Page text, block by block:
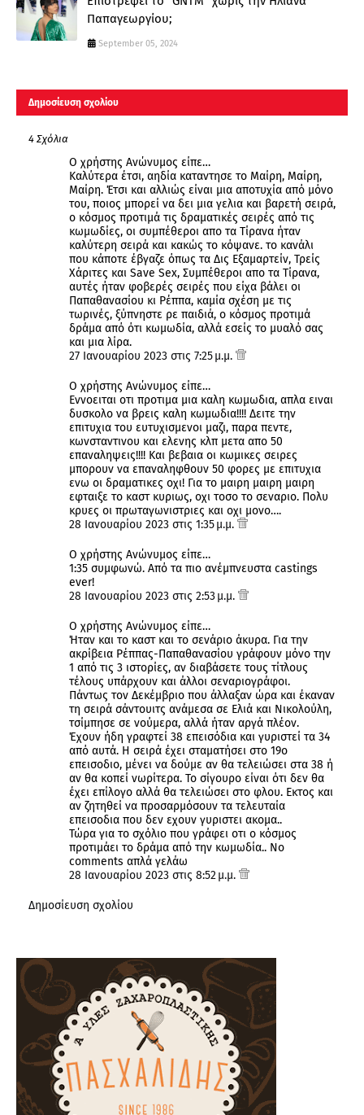
Παπαγεωργίου;
September 05, 2024
Δημοσίευση σχολίου
4 Σχόλια
Ο χρήστης Ανώνυμος είπε…
Καλύτερα έτσι, αηδία καταντησε το Μαίρη, Μαίρη,
Μαίρη. Έτσι και αλλιώς είναι μια αποτυχία από μόνο
του, ποιος μπορεί να δει μια γελια και βαρετή σειρά,
ο κόσμος προτιμά τις δραματικές σειρές από τις
κωμωδίες, οι συμπέθεροι απο τα Τίρανα ήταν
καλύτερη σειρά και κακώς το κόψανε. το κανάλι
που κάποτε έβγαζε όπως τα Δις Εξαμαρτείν, Τρείς
Χάριτες και Save Sex, Συμπέθεροι απο τα Τίρανα,
αυτές ήταν φοβερές σειρές που είχα βάλει οι
Παπαθανασίου κι Ρέππα, καμία σχέση με τις
τωρινές, ξύπνηστε ρε παιδιά, ο κόσμος προτιμά
δράμα από ότι κωμωδία, αλλά εσείς το μυαλό σας
και μια λίρα.
27 Ιανουαρίου 2023 στις 7:25 μ.μ.
Ο χρήστης Ανώνυμος είπε…
Εννοειται οτι προτιμα μια καλη κωμωδια, απλα ειναι
δυσκολο να βρεις καλη κωμωδια!!!! Δειτε την
επιτυχια του ευτυχισμενοι μαζι, παρα πεντε,
κωνσταντινου και ελενης κλπ μετα απο 50
επαναληψεις!!!! Και βεβαια οι κωμικες σειρες
μπορουν να επαναληφθουν 50 φορες με επιτυχια
ενω οι δραματικες οχι! Για το μαιρη μαιρη μαιρη
εφταιξε το καστ κυριως, οχι τοσο το σεναριο. Πολυ
κρυες οι πρωταγωνιστριες και οχι μονο….
28 Ιανουαρίου 2023 στις 1:35 μ.μ.
Ο χρήστης Ανώνυμος είπε…
1:35 συμφωνώ. Από τα πιο ανέμπνευστα castings
ever!
28 Ιανουαρίου 2023 στις 2:53 μ.μ.
Ο χρήστης Ανώνυμος είπε…
Ήταν και το καστ και το σενάριο άκυρα. Για την
ακρίβεια Ρέππας-Παπαθανασίου γράφουν μόνο την
1 από τις 3 ιστορίες, αν διαβάσετε τους τίτλους
τέλους υπάρχουν και άλλοι σεναριογράφοι.
Πάντως τον Δεκέμβριο που άλλαξαν ώρα και έκαναν
τη σειρά σάντουιτς ανάμεσα σε Ελιά και Νικολούλη,
τσίμπησε σε νούμερα, αλλά ήταν αργά πλέον.
Έχουν ήδη γραφτεί 38 επεισόδια και γυριστεί τα 34
από αυτά. Η σειρά έχει σταματήσει στο 19ο
επεισοδιο, μένει να δούμε αν θα τελειώσει στα 38 ή
αν θα κοπεί νωρίτερα. Το σίγουρο είναι ότι δεν θα
έχει επίλογο αλλά θα τελειώσει στο φλου. Εκτος και
αν ζητηθεί να προσαρμόσουν τα τελευταία
επεισοδια που δεν εχουν γυριστει ακομα..
Τώρα για το σχόλιο που γράφει οτι ο κόσμος
προτιμάει το δράμα από την κωμωδία.. No
comments απλά γελάω
28 Ιανουαρίου 2023 στις 8:52 μ.μ.
Δημοσίευση σχολίου